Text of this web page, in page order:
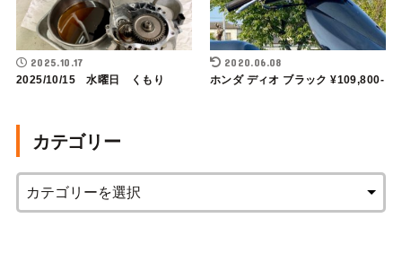
2025.10.17
2025/10/15 水曜日 くもり
2020.06.08
ホンダ ディオ ブラック ¥109,800-
カテゴリー